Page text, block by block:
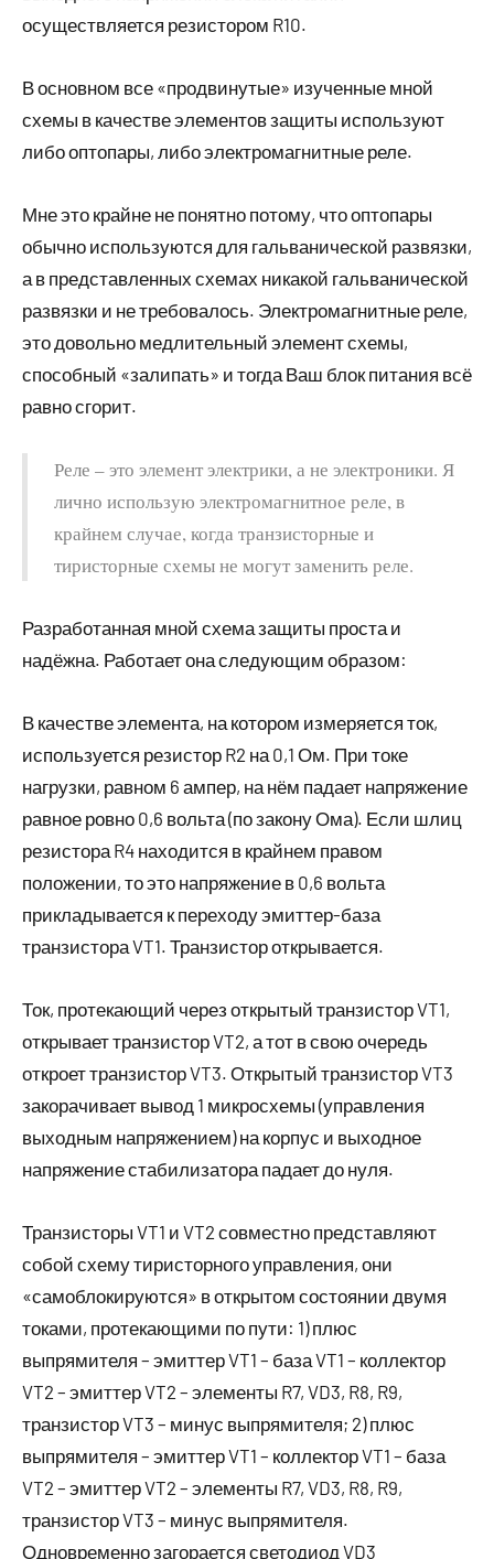
осуществляется резистором R10.
В основном все «продвинутые» изученные мной
схемы в качестве элементов защиты используют
либо оптопары, либо электромагнитные реле.
Мне это крайне не понятно потому, что оптопары
обычно используются для гальванической развязки,
а в представленных схемах никакой гальванической
развязки и не требовалось. Электромагнитные реле,
это довольно медлительный элемент схемы,
способный «залипать» и тогда Ваш блок питания всё
равно сгорит.
Реле – это элемент электрики, а не электроники. Я
лично использую электромагнитное реле, в
крайнем случае, когда транзисторные и
тиристорные схемы не могут заменить реле.
Разработанная мной схема защиты проста и
надёжна. Работает она следующим образом:
В качестве элемента, на котором измеряется ток,
используется резистор R2 на 0,1 Ом. При токе
нагрузки, равном 6 ампер, на нём падает напряжение
равное ровно 0,6 вольта (по закону Ома). Если шлиц
резистора R4 находится в крайнем правом
положении, то это напряжение в 0,6 вольта
прикладывается к переходу эмиттер-база
транзистора VT1. Транзистор открывается.
Ток, протекающий через открытый транзистор VT1,
открывает транзистор VT2, а тот в свою очередь
откроет транзистор VT3. Открытый транзистор VT3
закорачивает вывод 1 микросхемы (управления
выходным напряжением) на корпус и выходное
напряжение стабилизатора падает до нуля.
Транзисторы VT1 и VT2 совместно представляют
собой схему тиристорного управления, они
«самоблокируются» в открытом состоянии двумя
токами, протекающими по пути: 1) плюс
выпрямителя – эмиттер VT1 – база VT1 – коллектор
VT2 – эмиттер VT2 – элементы R7, VD3, R8, R9,
транзистор VT3 – минус выпрямителя; 2) плюс
выпрямителя – эмиттер VT1 – коллектор VT1 – база
VT2 – эмиттер VT2 – элементы R7, VD3, R8, R9,
транзистор VT3 – минус выпрямителя.
Одновременно загорается светодиод VD3